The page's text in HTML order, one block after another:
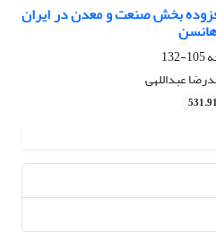
بخش صنعت و معدن در ایران
105-132
عبداللهی